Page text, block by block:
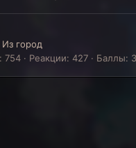
Из город
754 Реакции 427 Баллы